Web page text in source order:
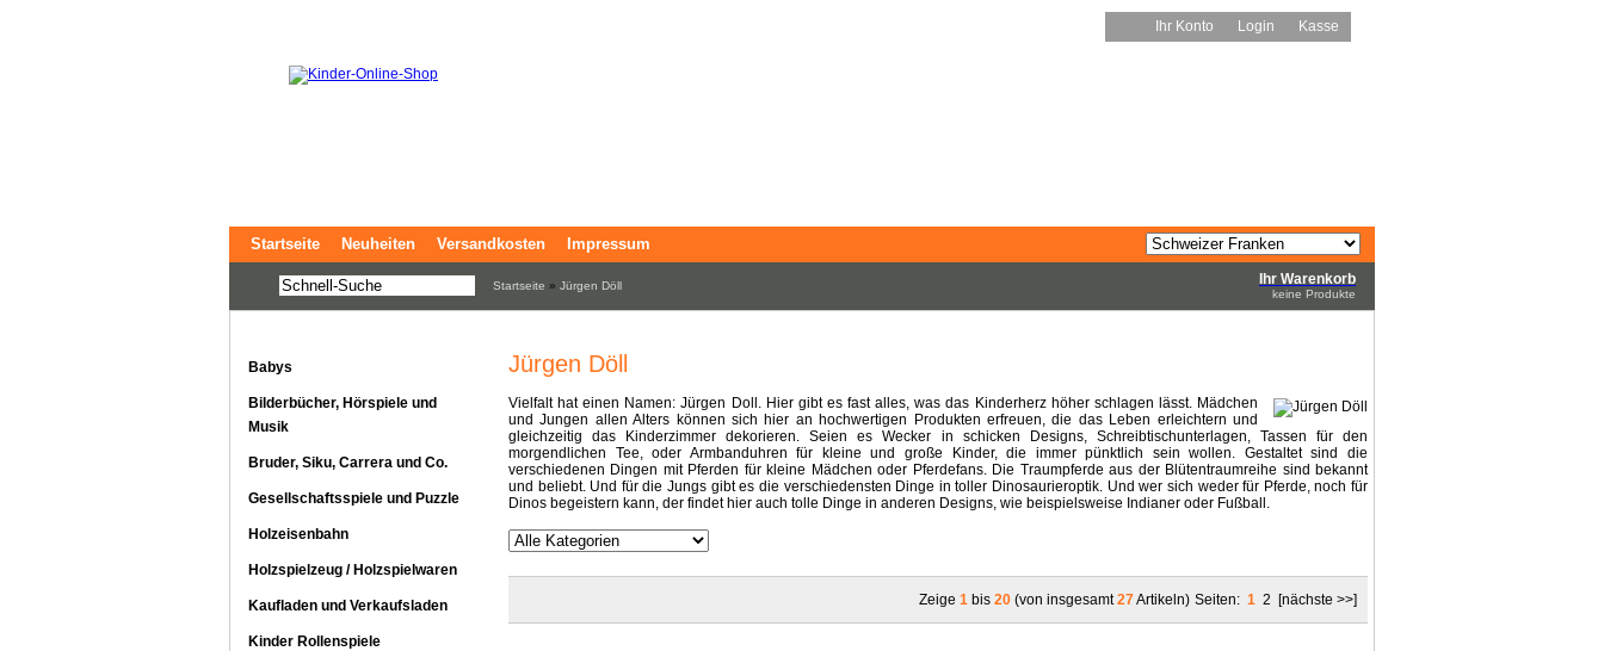
Ihr Konto Login Kasse
Startseite Neuheiten Versandkosten Impressum
Startseite » Jürgen Döll Ihr Warenkorb
keine Produkte
Jürgen Döll
Vielfalt hat einen Namen: Jürgen Doll. Hier gibt es fast alles, was das Kinderherz höher schlagen lässt. Mädchen
und Jungen allen Alters können sich hier an hochwertigen Produkten erfreuen, die das Leben erleichtern und
gleichzeitig das Kinderzimmer dekorieren. Seien es Wecker in schicken Designs, Schreibtischunterlagen, Tassen für den
morgendlichen Tee, oder Armbanduhren für kleine und große Kinder, die immer pünktlich sein wollen. Gestaltet sind die
verschiedenen Dingen mit Pferden für kleine Mädchen oder Pferdefans. Die Traumpferde aus der Blütentraumreihe sind bekannt
und beliebt. Und für die Jungs gibt es die verschiedensten Dinge in toller Dinosaurieroptik. Und wer sich weder für Pferde, noch für
Dinos begeistern kann, der findet hier auch tolle Dinge in anderen Designs, wie beispielsweise Indianer oder Fußball.
Zeige 1 bis 20 (von insgesamt27Artikeln) Seiten: 1 2 [nächste >>]
Babys
Bilderbücher, Hörspiele und
Musik
Bruder, Siku, Carrera und Co.
Gesellschaftsspiele und Puzzle
Holzeisenbahn
Holzspielzeug / Holzspielwaren
Kaufladen und Verkaufsladen
Kinder Rollenspiele